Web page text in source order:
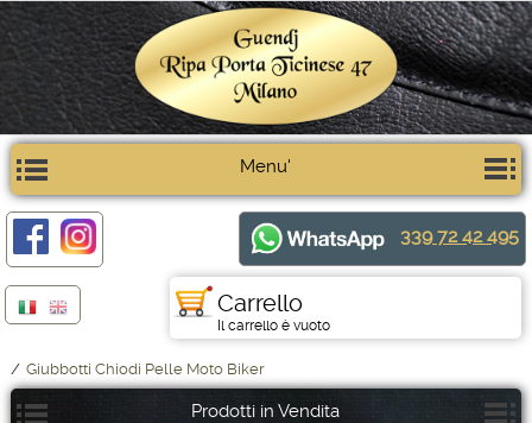
Menu'
339 72 42 495
Carrello
Il carrello è vuoto
/ Giubbotti Chiodi Pelle Moto Biker
Prodotti in Vendita